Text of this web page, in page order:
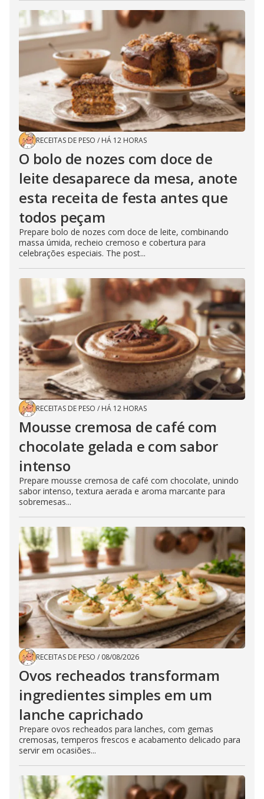
RECEITAS DE PESO / HÁ 12 HORAS
O bolo de nozes com doce de
leite desaparece da mesa, anote
esta receita de festa antes que
todos peçam
Prepare bolo de nozes com doce de leite, combinando
massa úmida, recheio cremoso e cobertura para
celebrações especiais. The post...
RECEITAS DE PESO / HÁ 12 HORAS
Mousse cremosa de café com
chocolate gelada e com sabor
intenso
Prepare mousse cremosa de café com chocolate, unindo
sabor intenso, textura aerada e aroma marcante para
sobremesas...
RECEITAS DE PESO / 08/08/2026
Ovos recheados transformam
ingredientes simples em um
lanche caprichado
Prepare ovos recheados para lanches, com gemas
cremosas, temperos frescos e acabamento delicado para
servir em ocasiões...